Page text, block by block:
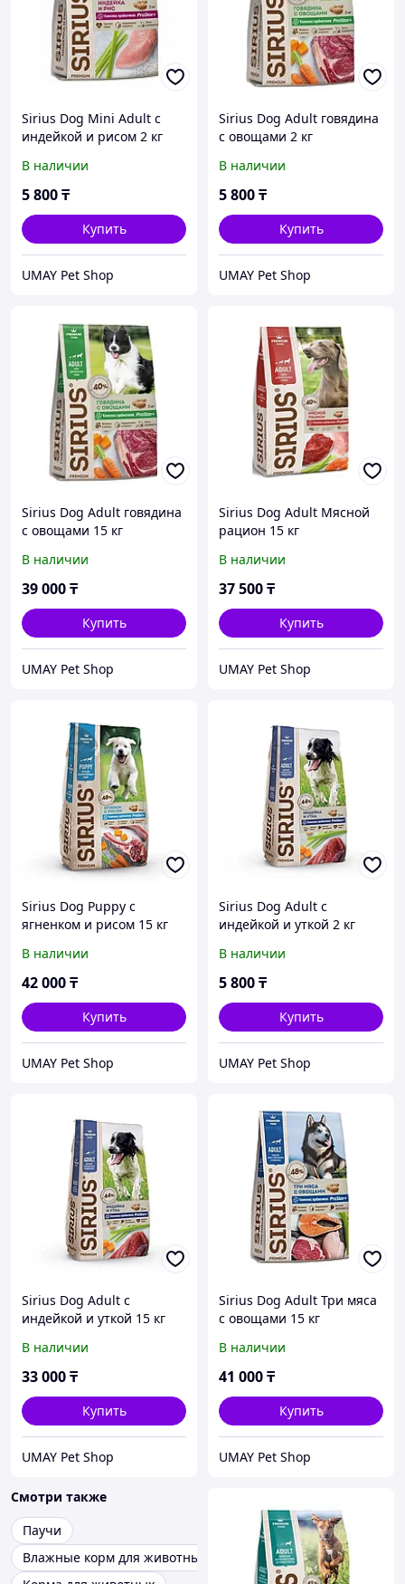
Sirius Dog Mini Adult с
индейкой и рисом 2 кг
В наличии
5 800₸
Купить
UMAY Pet Shop
Sirius Dog Adult говядина
c овощами 2 кг
В наличии
5 800₸
Купить
UMAY Pet Shop
Sirius Dog Adult говядина
c овощами 15 кг
В наличии
39 000₸
Купить
UMAY Pet Shop
Sirius Dog Adult Мясной
рацион 15 кг
В наличии
37 500₸
Купить
UMAY Pet Shop
Sirius Dog Puppy с
ягненком и рисом 15 кг
В наличии
42 000₸
Купить
UMAY Pet Shop
Sirius Dog Adult с
индейкой и уткой 2 кг
В наличии
5 800₸
Купить
UMAY Pet Shop
Sirius Dog Adult с
индейкой и уткой 15 кг
В наличии
33 000₸
Купить
UMAY Pet Shop
Sirius Dog Adult Три мяса
с овощами 15 кг
В наличии
41 000₸
Купить
UMAY Pet Shop
Смотри также
Паучи
Влажные корм для животных